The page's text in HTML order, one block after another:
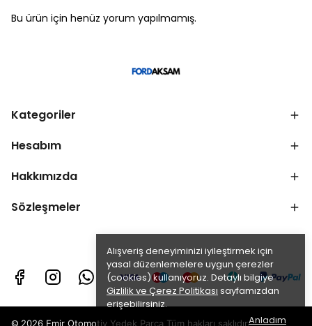
Alışveriş deneyiminizi iyileştirmek için
yasal düzenlemelere uygun çerezler
(cookies) kullanıyoruz. Detaylı bilgiye
Gizlilik ve Çerez Politikası sayfamızdan
erişebilirsiniz.
Anladım
Bu ürün için henüz yorum yapılmamış.
Kategoriler
Hesabım
Hakkımızda
Sözleşmeler
2026 Emir Otomotiv Yedek Parça Tüm hakları saklıdır.